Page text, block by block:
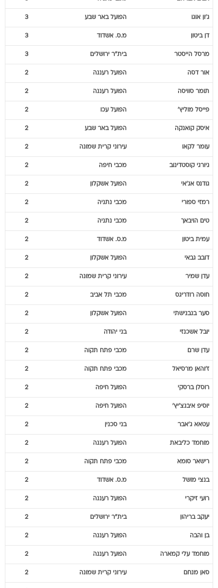
ג'ון אוגו הפועל באר שבע 3
דן ביטון מ.ס. אשדוד 3
מרסל הייסטר בית"ר ירושלים 3
אור דסה הפועל רעננה 2
תומר סוויסה הפועל רעננה 2
פייסל מוליץ' הפועל עכו 2
איסק קואנקה הפועל באר שבע 2
עומר לקאו עירוני קרית שמונה 2
גיורגי קוסטדינוב מכבי חיפה 2
גודנס אג'אי הפועל אשקלון 2
רמזי ספורי מכבי נתניה 2
טים הויבאך מכבי נתניה 2
עמית ביטון מ.ס. אשדוד 2
דובב גבאי הפועל אשקלון 2
עדן שמיר עירוני קרית שמונה 2
חוסה רודריגס מכבי תל אביב 2
סער בנבנישתי הפועל אשקלון 2
יובל אשכנזי בני יהודה 2
עדן שרם מכבי פתח תקוה 2
ז'והאן מרסיאל מכבי פתח תקוה 2
רוסלן ברסקי הפועל חיפה 2
יוסיפ איבנצ'יץ' הפועל חיפה 2
עטאא ג'אבר בני סכנין 2
מוחמד כליבאת הפועל רעננה 2
רישאר סומא מכבי פתח תקוה 2
בנצי מושל מ.ס. אשדוד 2
רועי זיקרי הפועל רעננה 2
יעקב בריהון בית"ר ירושלים 2
בן והבה הפועל רעננה 2
מוחמד עלי קמארה הפועל רעננה 2
סאן מנחם עירוני קרית שמונה 2